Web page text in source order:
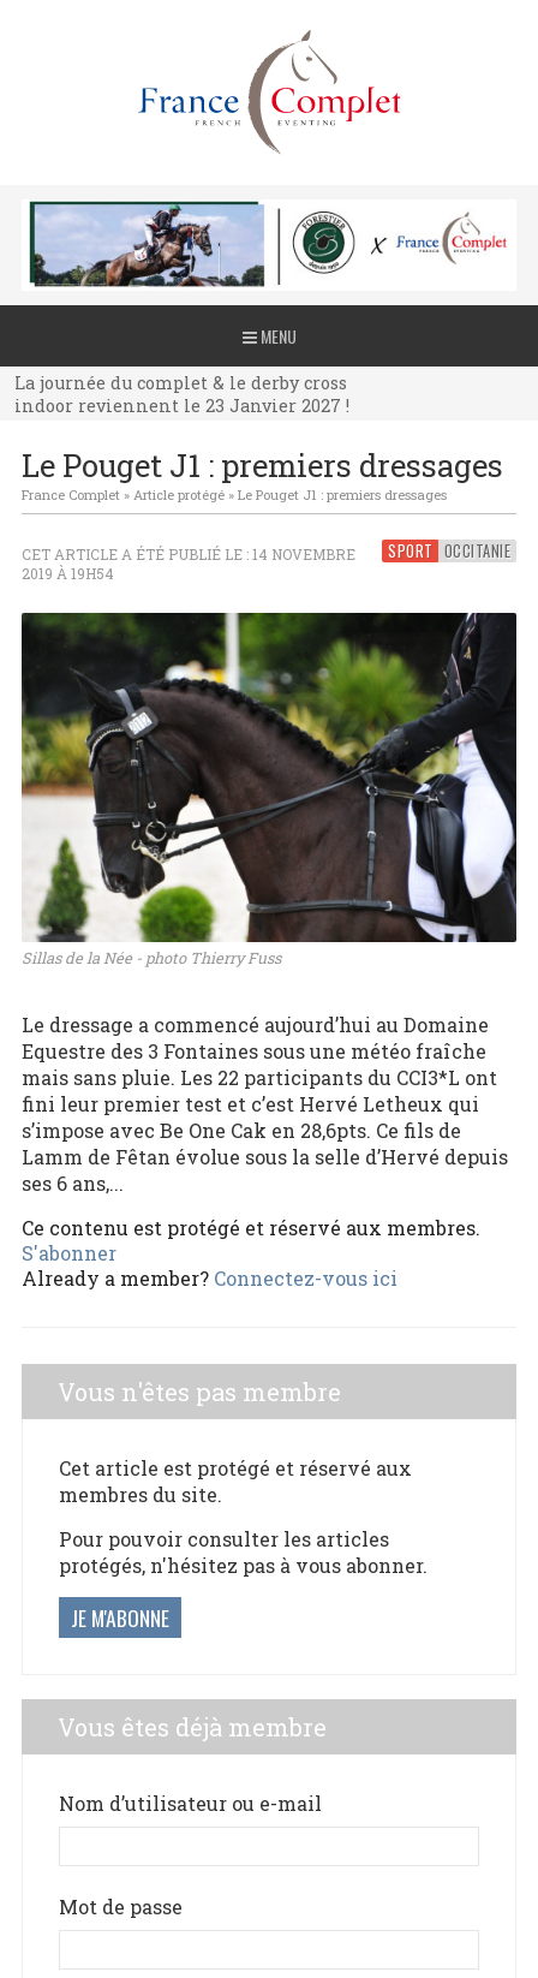
MENU
La journée du complet & le derby cross
indoor reviennent le 23 Janvier 2027 !
La journée du complet & le derby cross
indoor reviennent le 23 Janvier 2027 !
indoor reviennent le 23 Janvier 2027 !
Le Pouget J1 : premiers dressages
France Complet» Article protégé» Le Pouget J1 : premiers dressages
SPORT OCCITANIE
CET ARTICLE A ÉTÉ PUBLIÉ LE : 14 NOVEMBRE
2019 À 19H54
Sillas de la Née - photo Thierry Fuss
Le dressage a commencé aujourd’hui au Domaine
Equestre des 3 Fontaines sous une météo fraîche
mais sans pluie. Les 22 participants du CCI3*L ont
fini leur premier test et c’est Hervé Letheux qui
s’impose avec Be One Cak en 28,6pts. Ce fils de
Lamm de Fêtan évolue sous la selle d’Hervé depuis
ses 6 ans,...
Ce contenu est protégé et réservé aux membres.
S'abonner
Already a member? Connectez-vous ici
Vous n'êtes pas membre
Cet article est protégé et réservé aux
membres du site.
Pour pouvoir consulter les articles
protégés, n'hésitez pas à vous abonner.
JE M'ABONNE
Vous êtes déjà membre
Nom d’utilisateur ou e-mail
Mot de passe